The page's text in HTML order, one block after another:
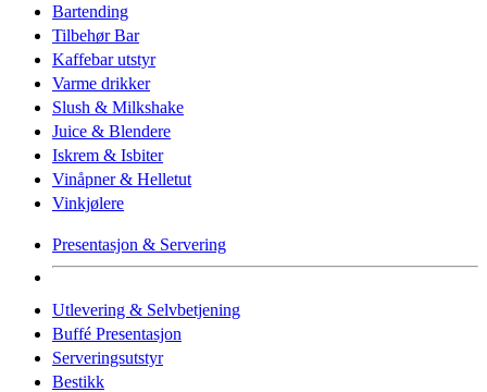
Bartending
Tilbehør Bar
Kaffebar utstyr
Varme drikker
Slush & Milkshake
Juice & Blendere
Iskrem & Isbiter
Vinåpner & Helletut
Vinkjølere
Presentasjon & Servering
Utlevering & Selvbetjening
Buffé Presentasjon
Serveringsutstyr
Bestikk